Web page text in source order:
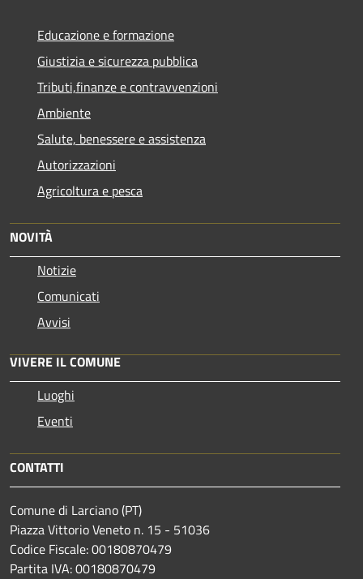
Educazione e formazione
Giustizia e sicurezza pubblica
Tributi,finanze e contravvenzioni
Ambiente
Salute, benessere e assistenza
Autorizzazioni
Agricoltura e pesca
NOVITÀ
Notizie
Comunicati
Avvisi
VIVERE IL COMUNE
Luoghi
Eventi
CONTATTI
Comune di Larciano (PT)
Piazza Vittorio Veneto n. 15 - 51036
Codice Fiscale: 00180870479
Partita IVA: 00180870479